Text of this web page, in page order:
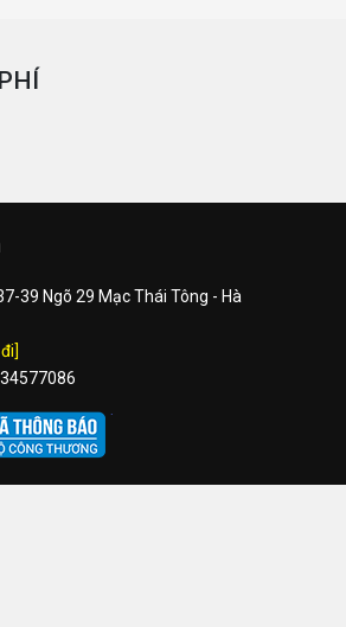
39 Ngõ 29 Mạc Thái Tông - Hà